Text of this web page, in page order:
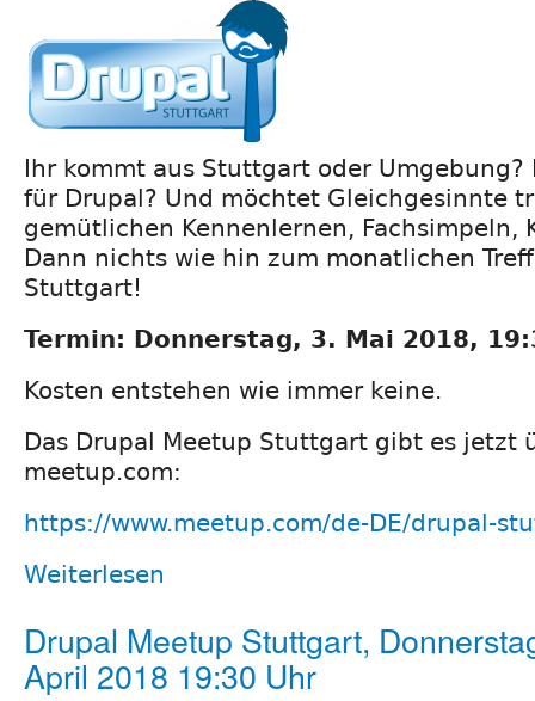
Ihr kommt aus Stuttgart oder Umgebung?
für Drupal? Und möchtet Gleichgesinnte
gemütlichen Kennenlernen, Fachsimpeln,
Dann nichts wie hin zum monatlichen
Stuttgart!
Termin: Donnerstag, 3. Mai 2018,
Kosten entstehen wie immer keine.
Das Drupal Meetup Stuttgart gibt es jetzt
meetup.com:
https://www.meetup.com/de-DE/drupal-
Weiterlesen
Drupal Meetup Stuttgart,
April 2018 19:30 Uhr